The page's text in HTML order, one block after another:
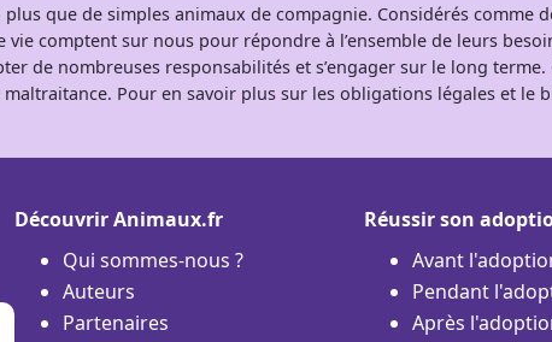
que de simples animaux de compagnie. Considérés comme
vie comptent sur nous pour répondre à l’ensemble de leurs
de nombreuses responsabilités et s’engager sur le long
Pour en savoir plus sur les obligations légales et le
Découvrir Animaux.fr
Qui sommes-nous ?
Auteurs
Partenaires
Réussir son
Avant
Pendant
Après